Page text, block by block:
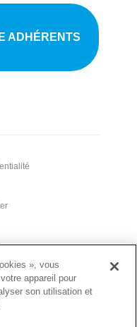
ADHÉRENTS
», vous
appareil pour
son utilisation et